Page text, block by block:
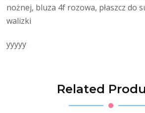
nożnej, bluza 4f rozowa, płaszcz do
walizki
yyyyy
Related